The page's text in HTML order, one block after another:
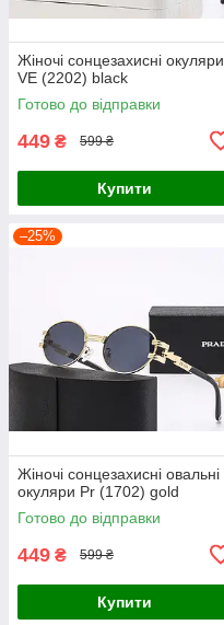
Жіночі сонцезахисні окуляри
VE (2202) black
Готово до відправки
449 ₴ 599 ₴
Купити
–25%
Жіночі сонцезахисні овальні
окуляри Pr (1702) gold
Готово до відправки
449 ₴ 599 ₴
Купити